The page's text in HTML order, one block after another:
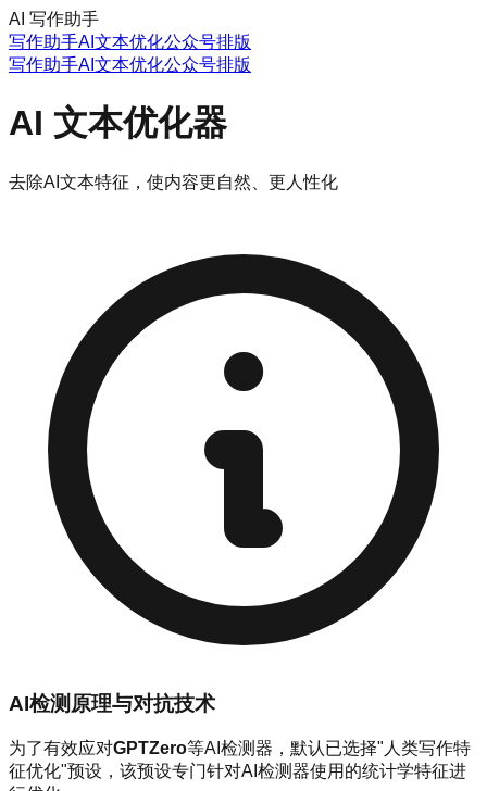
AI 写作助手
写作助手AI文本优化公众号排版
写作助手AI文本优化公众号排版
AI 文本优化器
去除AI文本特征，使内容更自然、更人性化
AI检测原理与对抗技术
为了有效应对GPTZero等AI检测器，默认已选择"人类写作特
征优化"预设，该预设专门针对AI检测器使用的统计学特征进